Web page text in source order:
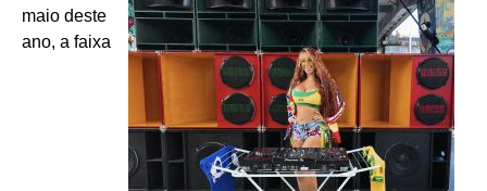
maio deste
ano, a faixa